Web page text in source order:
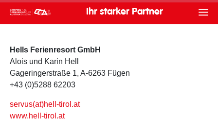
Ihr starker Partner
Hells Ferienresort GmbH
Alois und Karin Hell
Gageringerstraße 1, A-6263 Fügen
+43 (0)5288 62203
servus(at)hell-tirol.at
www.hell-tirol.at